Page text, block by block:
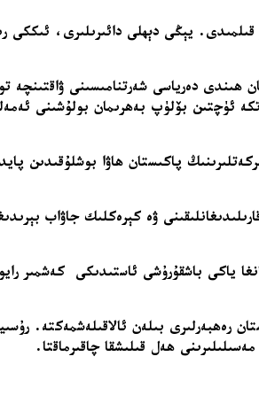
يېڭى دېھلى دائىرىلىرى، ئىككى
توختىتىش ۋە 1960-يىلدىكى دۇنيا بانكاسى كېپىل بولغان ھىندى دەرياسى
ئۈچتىن بۆلۈپ بەھرىمان بولۇشىنى
پاكىستان ھاۋا بوشلۇقىدىن
ۋە كېرەكلىك جاۋاب
ياكى باشقۇرۇشى ئاستىدىكى كەشمىر
رەھبەرلىرى بىلەن ئالاقىلەشمەكتە.
ھەل قىلىشقا چاقىرماقتا.